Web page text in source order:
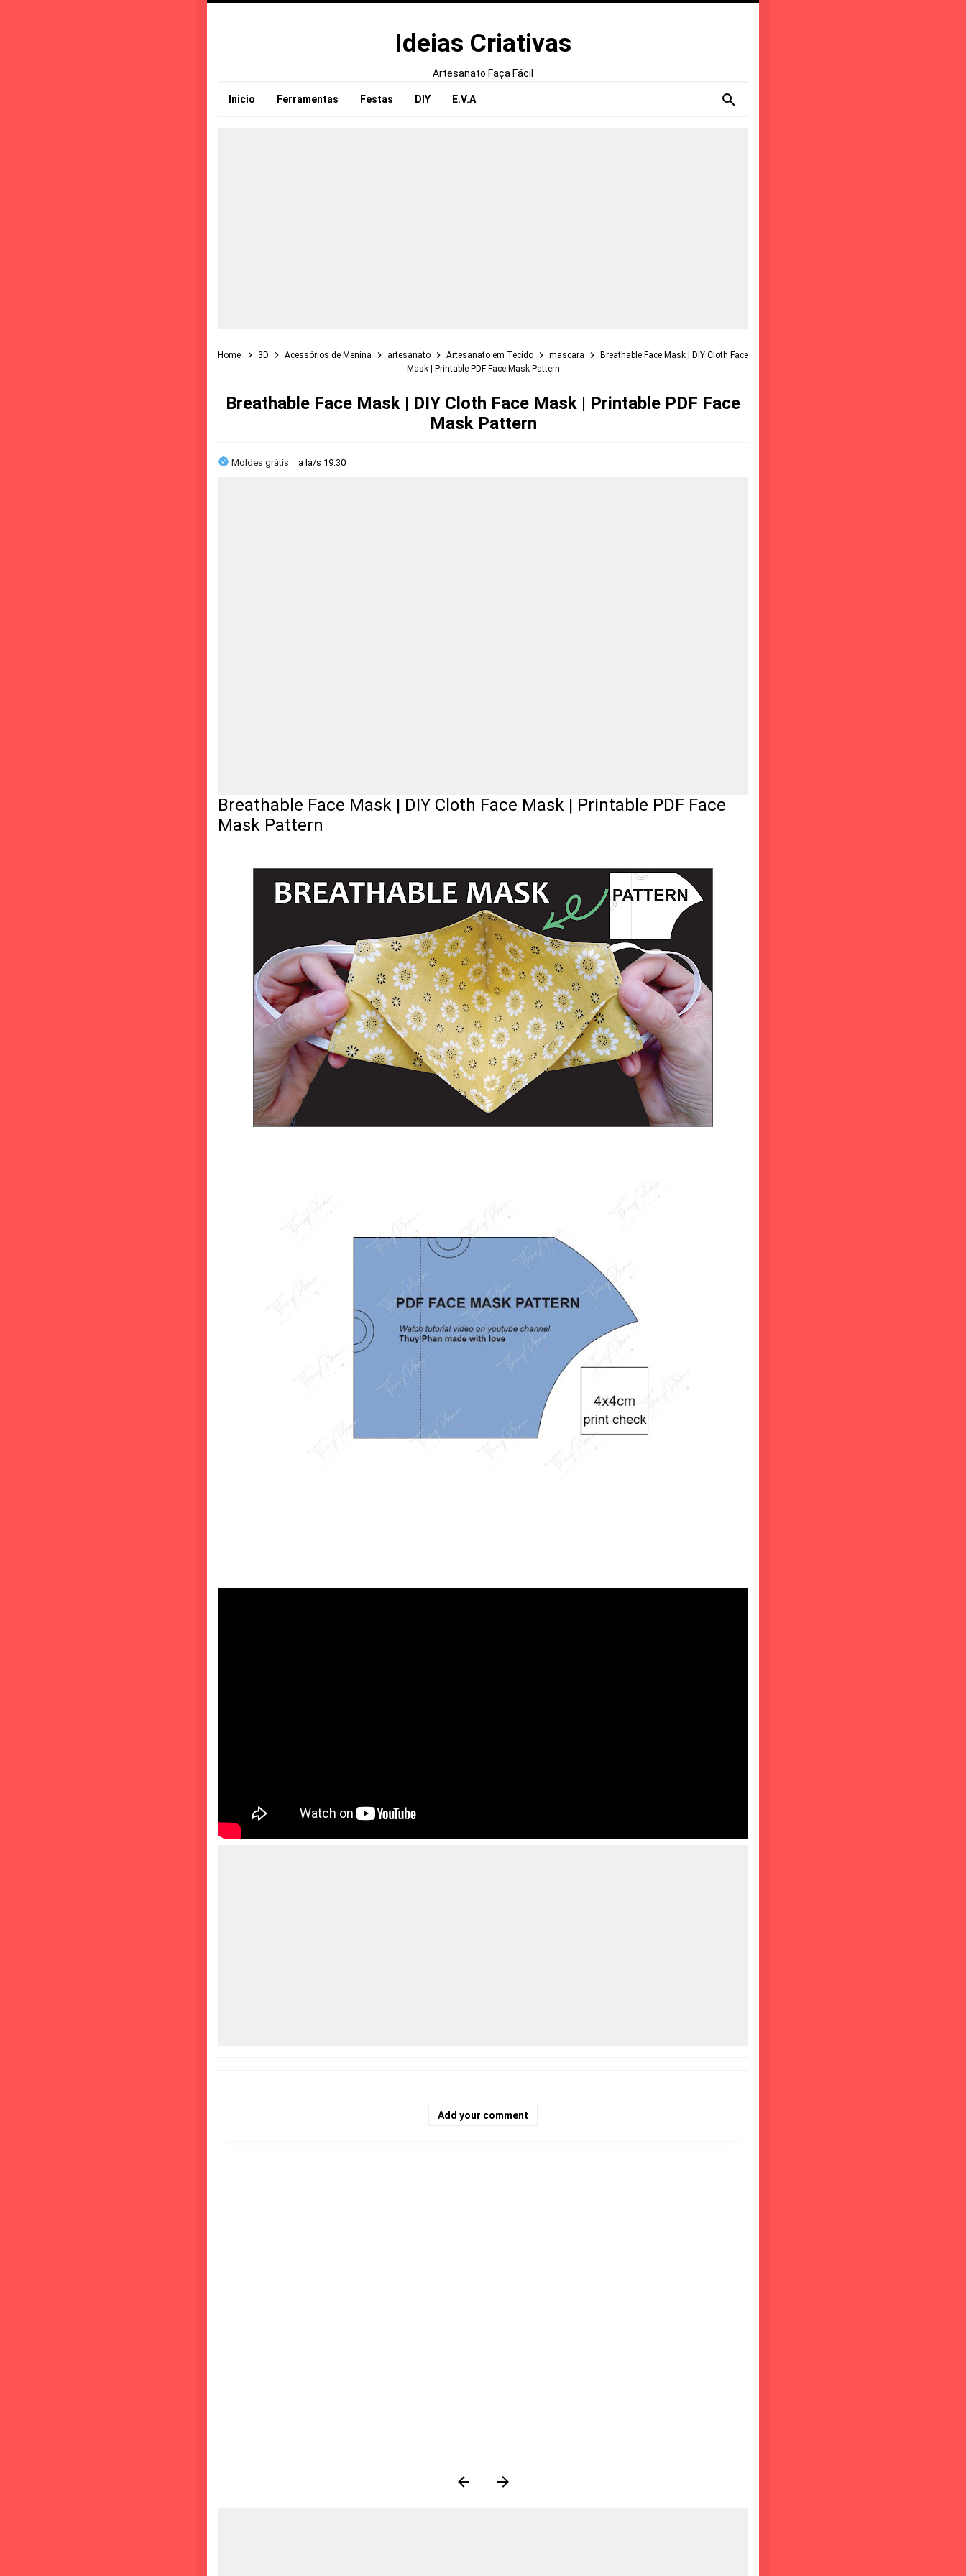
Ideias Criativas
Artesanato Faça Fácil
Inicio Ferramentas Festas DIY E.V.A
Home 3D Acessórios de Menina artesanato Artesanato em Tecido mascara
Breathable Face Mask | DIY Cloth Face
Mask | Printable PDF Face Mask Pattern
Breathable Face Mask | DIY Cloth Face Mask | Printable PDF Face
Mask Pattern
Moldes grátis a la/s 19:30
Breathable Face Mask | DIY Cloth Face Mask | Printable PDF Face
Mask Pattern
Add your comment